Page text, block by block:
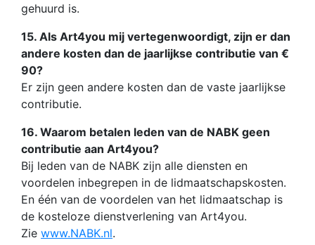
gehuurd is.
15. Als Art4you mij vertegenwoordigt, zijn er dan
andere kosten dan de jaarlijkse contributie van €
90?
Er zijn geen andere kosten dan de vaste jaarlijkse
contributie.
16. Waarom betalen leden van de NABK geen
contributie aan Art4you?
Bij leden van de NABK zijn alle diensten en
voordelen inbegrepen in de lidmaatschapskosten.
En één van de voordelen van het lidmaatschap is
de kosteloze dienstverlening van Art4you.
Zie www.NABK.nl.